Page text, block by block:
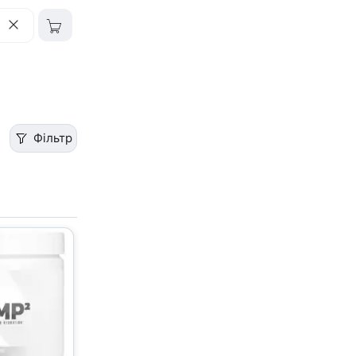
Фільтр